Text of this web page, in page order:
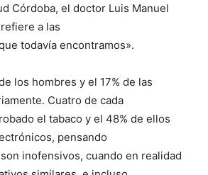
Córdoba, el doctor Luis Manuel
a las
todavía encontramos».
los hombres y el 17% de las
Cuatro de cada
el tabaco y el 48% de ellos
pensando
inofensivos, cuando en realidad